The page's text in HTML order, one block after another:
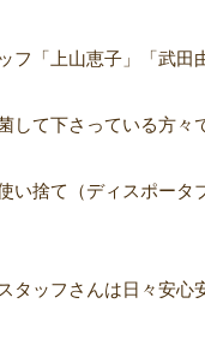
フ「上山恵子」「武田
して下さっている方々
い捨て（ディスポー
タッフさんは日々安心